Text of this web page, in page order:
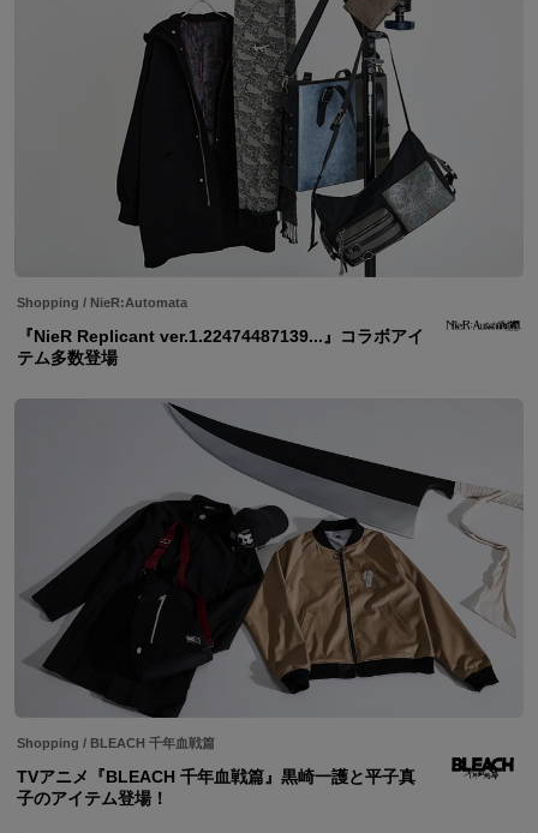
Shopping / NieR:Automata
『NieR Replicant ver.1.22474487139...』コラボアイ
テム多数登場
Shopping / BLEACH 千年血戦篇
TVアニメ『BLEACH 千年血戦篇』黒崎一護と平子真
子のアイテム登場！